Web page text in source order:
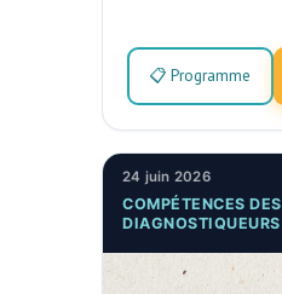
📋 Programme
24 juin 2026
COMPÉTENCES DES
DIAGNOSTIQUEURS